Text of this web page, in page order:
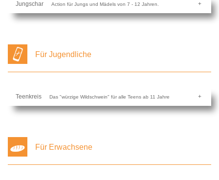
Jungschar Action für Jungs und Mädels von 7 - 12 Jahren.
Für Jugendliche
Teenkreis Das "würzige Wildschwein" für alle Teens ab 11 Jahre
Für Erwachsene